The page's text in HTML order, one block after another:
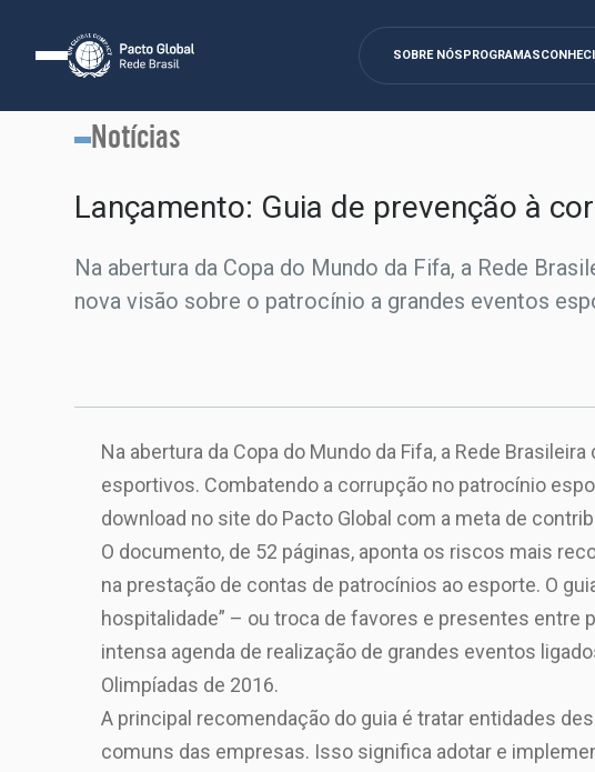
SOBRE NÓSPROGRAMAS
Notícias
Lançamento: Guia de prevenção à
Na abertura da Copa do Mundo da Fifa, a Rede
nova visão sobre o patrocínio a grandes eventos
Na abertura da Copa do Mundo da Fifa, a Rede
esportivos. Combatendo a corrupção no patrocínio
download no site do Pacto Global com a meta de
O documento, de 52 páginas, aponta os riscos mais
na prestação de contas de patrocínios ao esporte. O
hospitalidade” – ou troca de favores e presentes entre
intensa agenda de realização de grandes eventos
Olimpíadas de 2016.
A principal recomendação do guia é tratar entidades
comuns das empresas. Isso significa adotar e